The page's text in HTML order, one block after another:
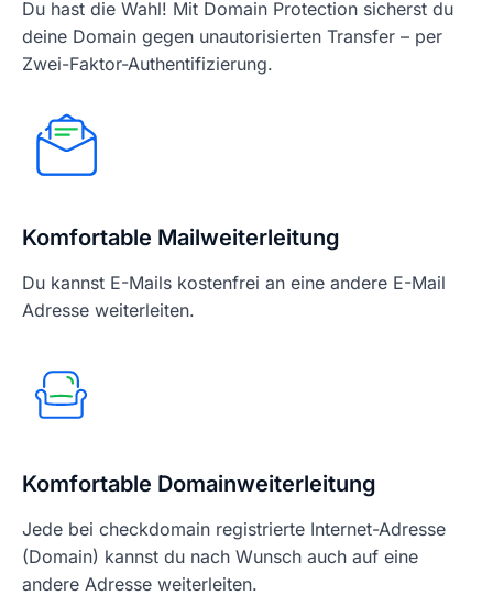
Du hast die Wahl! Mit Domain Protection sicherst du
deine Domain gegen unautorisierten Transfer – per
Zwei-Faktor-Authentifizierung.
Komfortable Mailweiterleitung
Du kannst E-Mails kostenfrei an eine andere E-Mail
Adresse weiterleiten.
Komfortable Domainweiterleitung
Jede bei checkdomain registrierte Internet-Adresse
(Domain) kannst du nach Wunsch auch auf eine
andere Adresse weiterleiten.